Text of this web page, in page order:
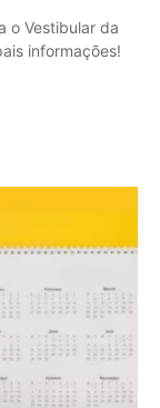
o Vestibular da
informações!